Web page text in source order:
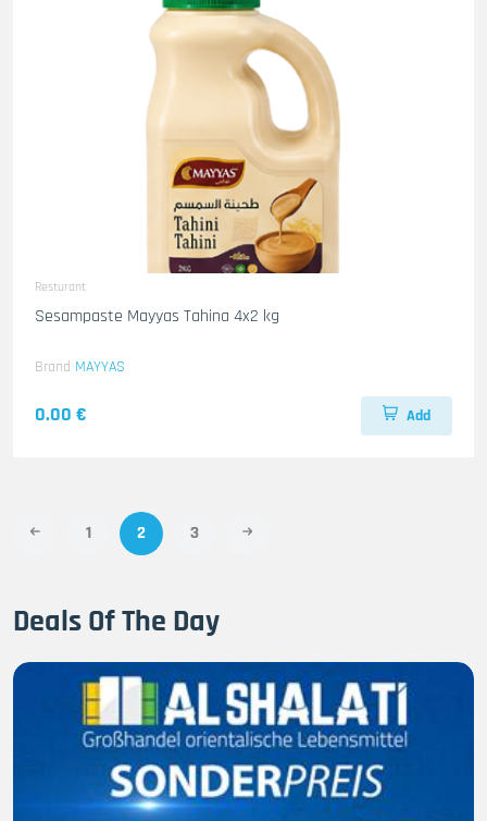
Resturant
Sesampaste Mayyas Tahina 4x2 kg
Brand MAYYAS
0.00 € Add
1 2 3
Deals Of The Day